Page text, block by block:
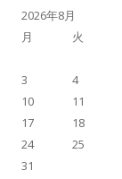
2026年8月
月
火
3
4
10
11
17
18
24
25
31